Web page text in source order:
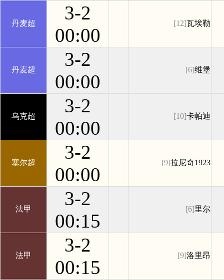
丹麦超
3-2
00:00
[12]瓦埃勒
丹麦超
3-2
00:00
[6]维堡
乌克超
3-2
00:00
[10]卡帕迪
塞尔超
3-2
00:00
[9]拉尼奇1923
法甲
3-2
00:15
[6]里尔
法甲
3-2
00:15
[9]洛里昂